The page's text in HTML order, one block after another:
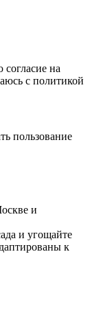
на
c политикой
пользование
и
и угощайте
к